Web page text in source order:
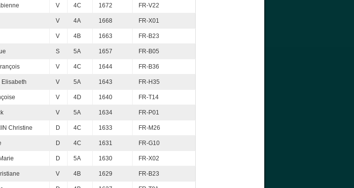
V 4C 1672 FR-V22
V 4A 1668 FR-X01
V 4B 1663 FR-B23
S 5A 1657 FR-B05
V 4C 1644 FR-B36
Elisabeth V 5A 1643 FR-H35
V 4D 1640 FR-T14
V 5A 1634 FR-P01
Christine D 4C 1633 FR-M26
D 4C 1631 FR-G10
D 5A 1630 FR-X02
V 4B 1629 FR-B23